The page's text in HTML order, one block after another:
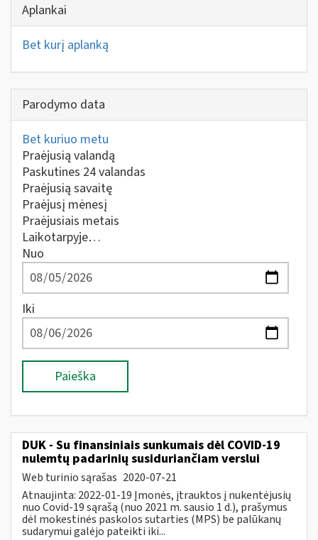
Aplankai
Bet kurį aplanką
Parodymo data
Bet kuriuo metu
Praėjusią valandą
Paskutines 24 valandas
Praėjusią savaitę
Praėjusį mėnesį
Praėjusiais metais
Laikotarpyje…
Nuo
Iki
Paieška
DUK - Su finansiniais sunkumais dėl COVID-19
nulemtų padarinių susiduriančiam verslui
Web turinio sąrašas 2020-07-21
Atnaujinta: 2022-01-19 Įmonės, įtrauktos į nukentėjusių
nuo Covid-19 sąrašą (nuo 2021 m. sausio 1 d.), prašymus
dėl mokestinės paskolos sutarties (MPS) be palūkanų
sudarymui galėjo pateikti iki...